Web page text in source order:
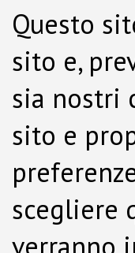
Questo
sito e,
sia nostri
sito e
scegliere
verranno